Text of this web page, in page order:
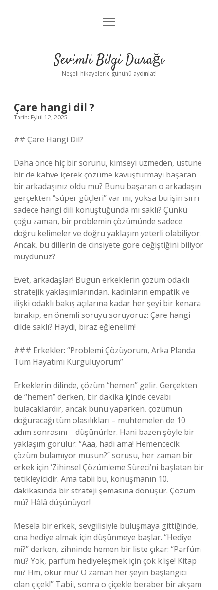
Anasayfa
Yasal Uyarı
menüyü
Sevimli Bilgi Durağı
Neşeli hikayelerle gününü aydınlat!
Çare hangi dil ?
Tarih: Eylül 12, 2025
## Çare Hangi Dil?
Daha önce hiç bir sorunu, kimseyi üzmeden, üstüne
bir de kahve içerek çözüme kavuşturmayı başaran
bir arkadaşınız oldu mu? Bunu başaran o arkadaşın
gerçekten “süper güçleri” var mı, yoksa bu işin sırrı
sadece hangi dili konuştuğunda mı saklı? Çünkü
çoğu zaman, bir problemin çözümünde sadece
doğru kelimeler ve doğru yaklaşım yeterli olabiliyor.
Ancak, bu dillerin de cinsiyete göre değiştiğini biliyor
muydunuz?
Evet, arkadaşlar! Bugün erkeklerin çözüm odaklı
stratejik yaklaşımlarından, kadınların empatik ve
ilişki odaklı bakış açılarına kadar her şeyi bir kenara
bırakıp, en önemli soruyu soruyoruz: Çare hangi
dilde saklı? Haydi, biraz eğlenelim!
### Erkekler: “Problemi Çözüyorum, Arka Planda
Tüm Hayatımı Kurguluyorum”
Erkeklerin dilinde, çözüm “hemen” gelir. Gerçekten
de “hemen” derken, bir dakika içinde cevabı
bulacaklardır, ancak bunu yaparken, çözümün
doğuracağı tüm olasılıkları – muhtemelen de 10
adım sonrasını – düşünürler. Hani bazen şöyle bir
yaklaşım görülür: “Aaa, hadi ama! Hemencecik
çözüm bulamıyor musun?” sorusu, her zaman bir
erkek için ‘Zihinsel Çözümleme Süreci’ni başlatan bir
tetikleyicidir. Ama tabii bu, konuşmanın 10.
dakikasında bir strateji şemasına dönüşür. Çözüm
mü? Hâlâ düşünüyor!
Mesela bir erkek, sevgilisiyle buluşmaya gittiğinde,
ona hediye almak için düşünmeye başlar. “Hediye
mi?” derken, zihninde hemen bir liste çıkar: “Parfüm
mü? Yok, parfüm hediyeleşmek için çok klişe! Kitap
mı? Hm, okur mu? O zaman her şeyin başlangıcı
olan çiçek!” Tabii, sonra o çiçekle beraber bir akşam